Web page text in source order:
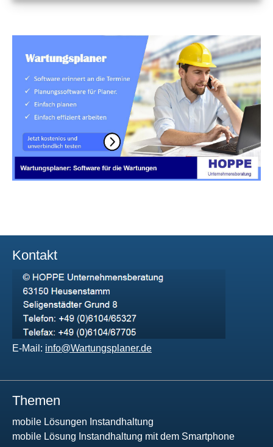
Kontakt
E-Mail: info@Wartungsplaner.de
Themen
mobile Lösungen Instandhaltung
mobile Lösung Instandhaltung mit dem Smartphone